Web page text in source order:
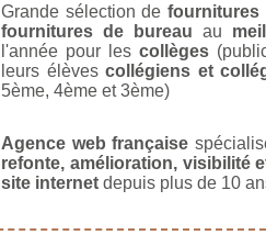
Grande sélection de fournitures
fournitures de bureau au
l'année pour les collèges
leurs élèvescollégiens et
5ème, 4ème et 3ème)
Agence web française
refonte, amélioration, visibilité
site internet depuis plus de 10